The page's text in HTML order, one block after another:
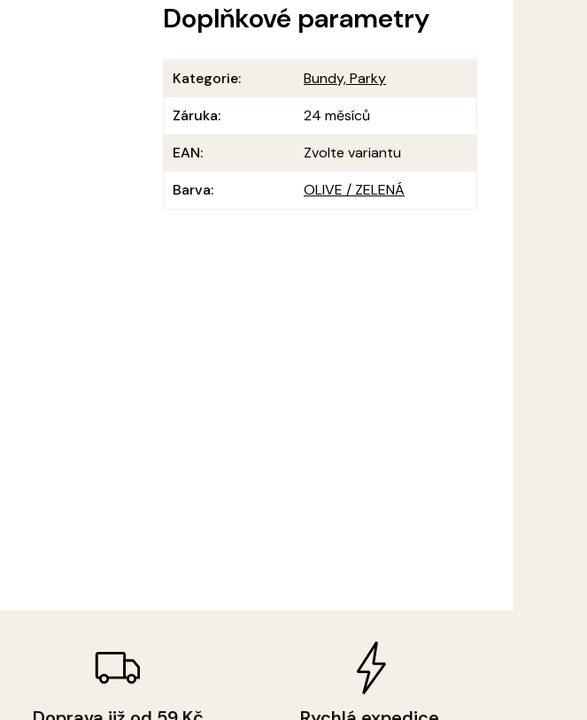
Doplňkové parametry
Kategorie:
Bundy, Parky
Záruka:
24 měsíců
EAN:
Zvolte variantu
Barva: OLIVE / ZELENÁ